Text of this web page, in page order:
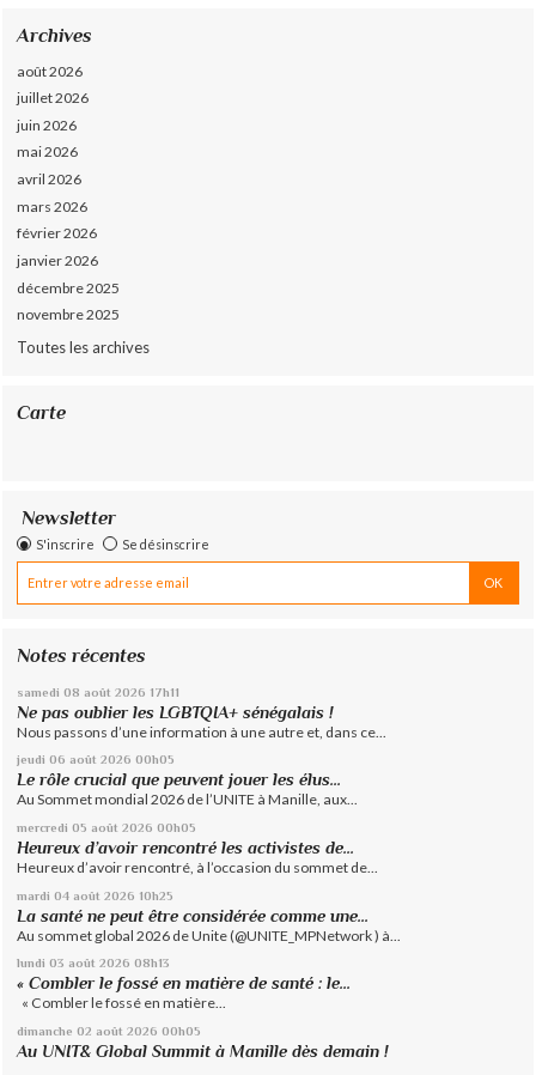
Archives
août 2026
juillet 2026
juin 2026
mai 2026
avril 2026
mars 2026
février 2026
janvier 2026
décembre 2025
novembre 2025
Toutes les archives
Carte
Newsletter
S'inscrire Se désinscrire
Notes récentes
samedi 08 août 2026 17h11
Ne pas oublier les LGBTQIA+ sénégalais !
Nous passons d’une information à une autre et, dans ce...
jeudi 06 août 2026 00h05
Le rôle crucial que peuvent jouer les élus...
Au Sommet mondial 2026 de l’UNITE à Manille, aux...
mercredi 05 août 2026 00h05
Heureux d’avoir rencontré les activistes de...
Heureux d’avoir rencontré, à l’occasion du sommet de...
mardi 04 août 2026 10h25
La santé ne peut être considérée comme une...
Au sommet global 2026 de Unite (@UNITE_MPNetwork ) à...
lundi 03 août 2026 08h13
« Combler le fossé en matière de santé : le...
« Combler le fossé en matière...
dimanche 02 août 2026 00h05
Au UNIT& Global Summit à Manille dès demain !